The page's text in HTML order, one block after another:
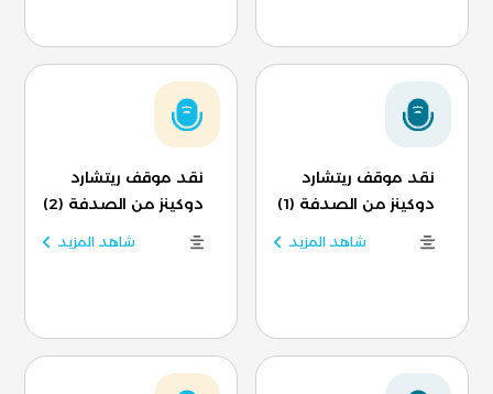
نقد موقف ريتشارد
دوكينز من الصدفة (1)
شاهد المزيد
نقد موقف ريتشارد
دوكينز من الصدفة (2)
شاهد المزيد